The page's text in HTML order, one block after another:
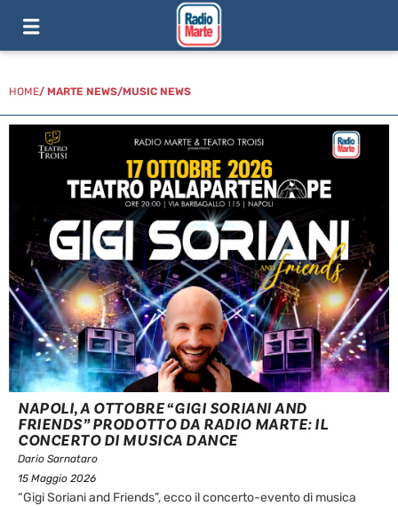
HOME/ MARTE NEWS/MUSIC NEWS
NAPOLI, A OTTOBRE “GIGI SORIANI AND
FRIENDS” PRODOTTO DA RADIO MARTE: IL
CONCERTO DI MUSICA DANCE
Dario Sarnataro
15 Maggio 2026
“Gigi Soriani and Friends”, ecco il concerto-evento di musica